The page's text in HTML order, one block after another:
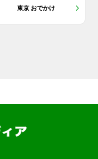
東京 おでかけ